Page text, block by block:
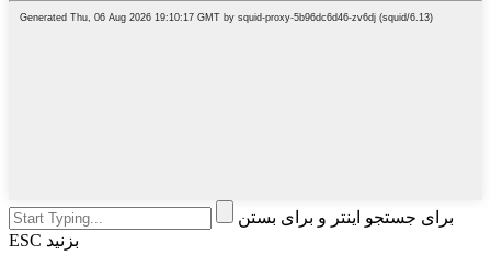
برای جستجو اینتر و برای بستن
ESC بزنید